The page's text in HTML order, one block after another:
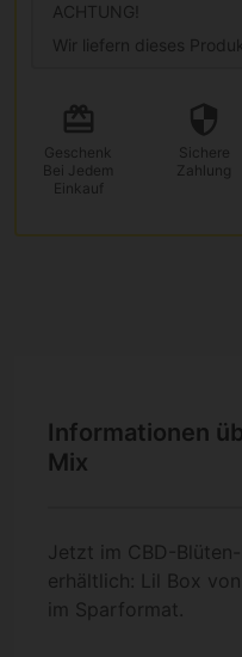
ACHTUNG!
Wir liefern dieses
Geschenk
Bei Jedem
Einkauf
Sichere
Zahlung
Informationen
Mix
Jetzt im CBD-
erhältlich: Lil Box
im Sparformat.